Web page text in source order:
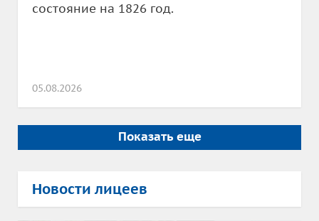
состояние на 1826 год.
05.08.2026
Показать еще
Новости лицеев